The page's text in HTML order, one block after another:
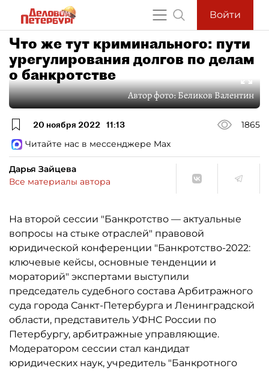
Войти
Что же тут криминального: пути
урегулирования долгов по делам
о банкротстве
Автор фото:Беликов Валентин
20 ноября 2022 11:13
1865
Читайте нас в мессенджере Max
Дарья Зайцева
Все материалы автора
На второй сессии "Банкротство — актуальные
вопросы на стыке отраслей" правовой
юридической конференции "Банкротство-2022:
ключевые кейсы, основные тенденции и
мораторий" экспертами выступили
председатель судебного состава Арбитражного
суда города Санкт-Петербурга и Ленинградской
области, представитель УФНС России по
Петербургу, арбитражные управляющие.
Модератором сессии стал кандидат
юридических наук, учредитель "Банкротного